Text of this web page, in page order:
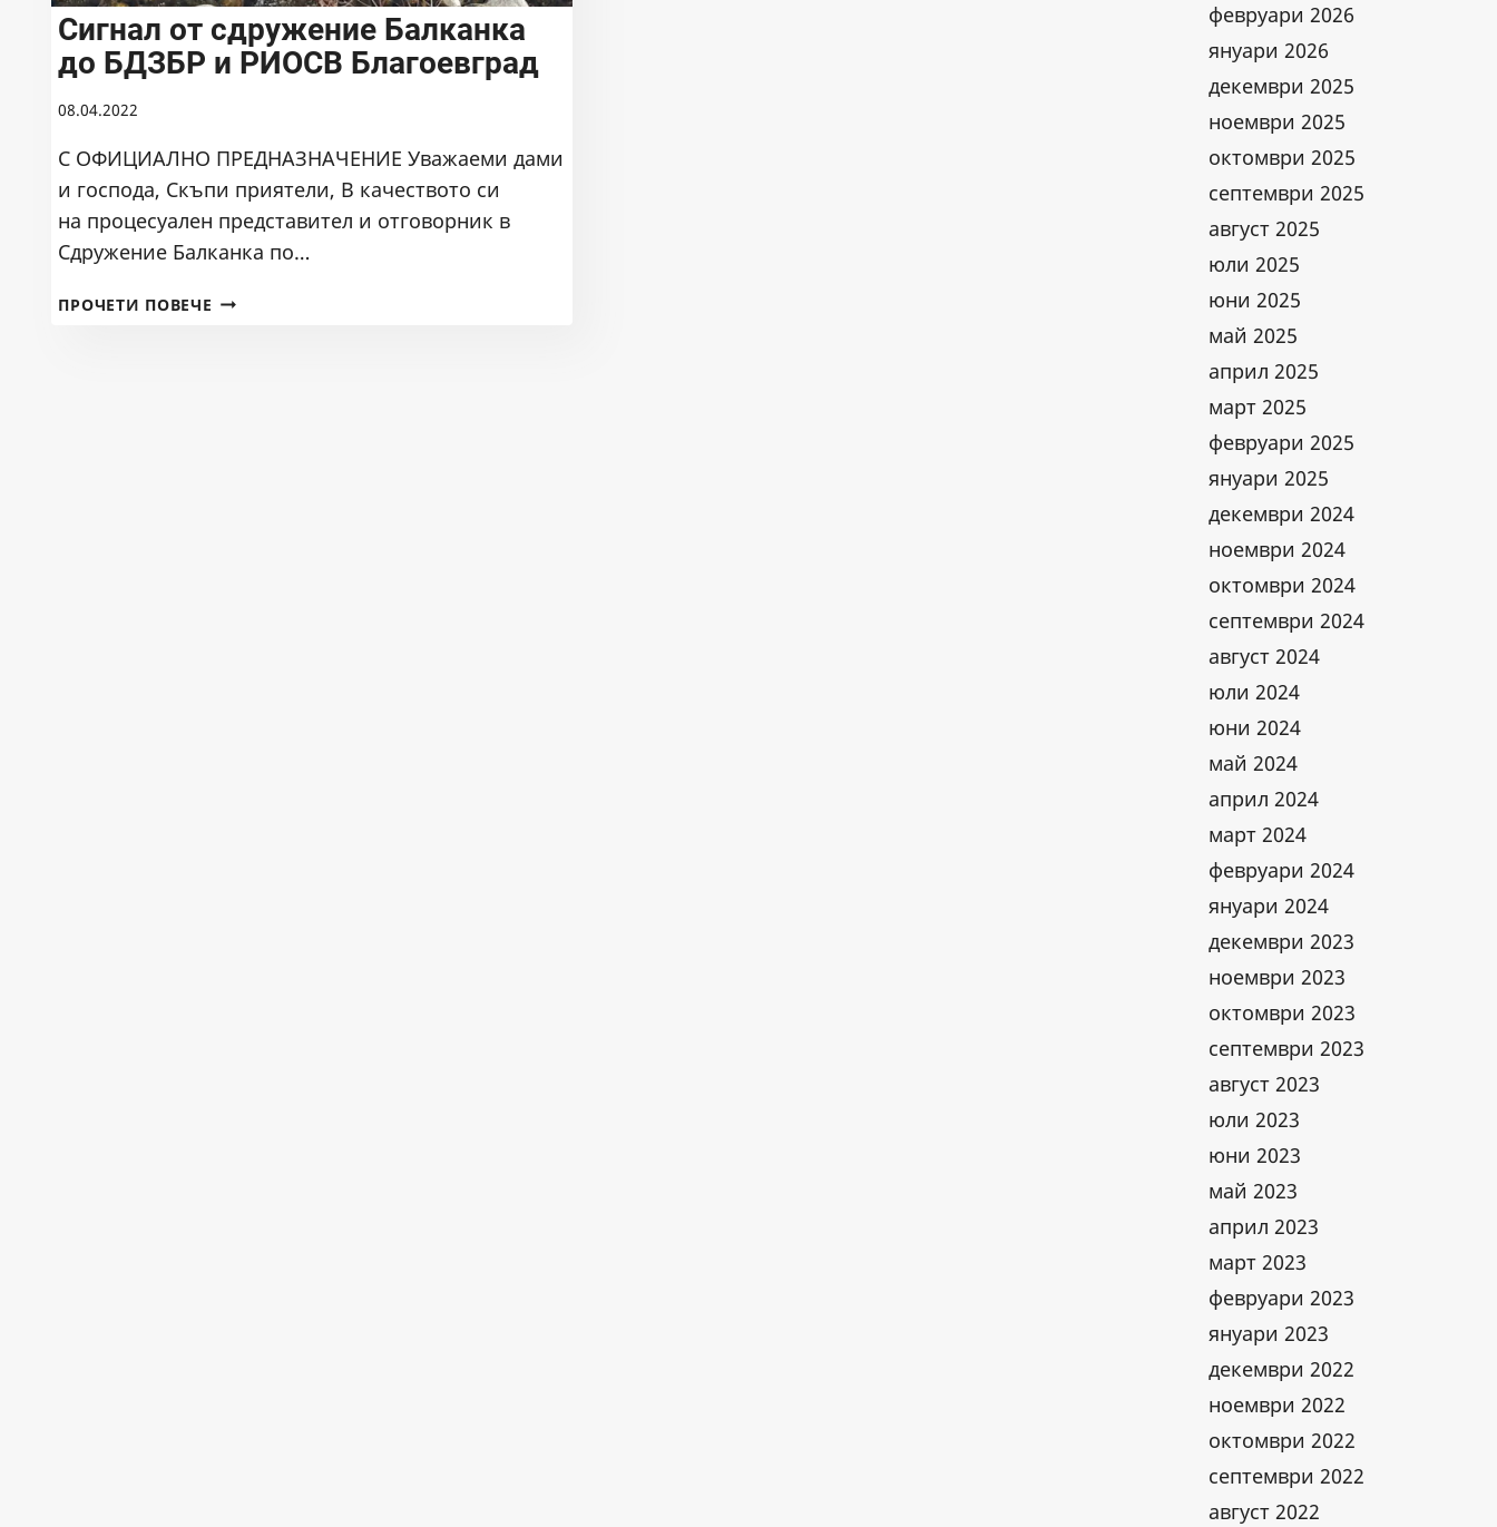
Сигнал от сдружение Балканка
до БДЗБР и РИОСВ Благоевград
08.04.2022
С ОФИЦИАЛНО ПРЕДНАЗНАЧЕНИЕ Уважаеми дами
и господа, Скъпи приятели, В качеството си
на процесуален представител и отговорник в
Сдружение Балканка по…
ПРОЧЕТИ ПОВЕЧЕ СИГНАЛ
февруари 2026
януари 2026
декември 2025
ноември 2025
октомври 2025
септември 2025
август 2025
юли 2025
юни 2025
май 2025
април 2025
март 2025
февруари 2025
януари 2025
декември 2024
ноември 2024
октомври 2024
септември 2024
август 2024
юли 2024
юни 2024
май 2024
април 2024
март 2024
февруари 2024
януари 2024
декември 2023
ноември 2023
октомври 2023
септември 2023
август 2023
юли 2023
юни 2023
май 2023
април 2023
март 2023
февруари 2023
януари 2023
декември 2022
ноември 2022
октомври 2022
септември 2022
август 2022